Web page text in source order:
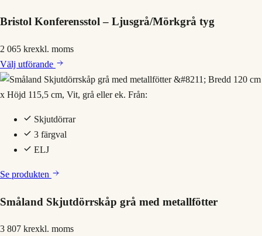
Bristol Konferensstol – Ljusgrå/Mörkgrå tyg
2 065 krexkl. moms
Välj utförande
Skjutdörrar
3 färgval
ELJ
Se produkten
Småland Skjutdörrskåp grå med metallfötter
3 807 krexkl. moms